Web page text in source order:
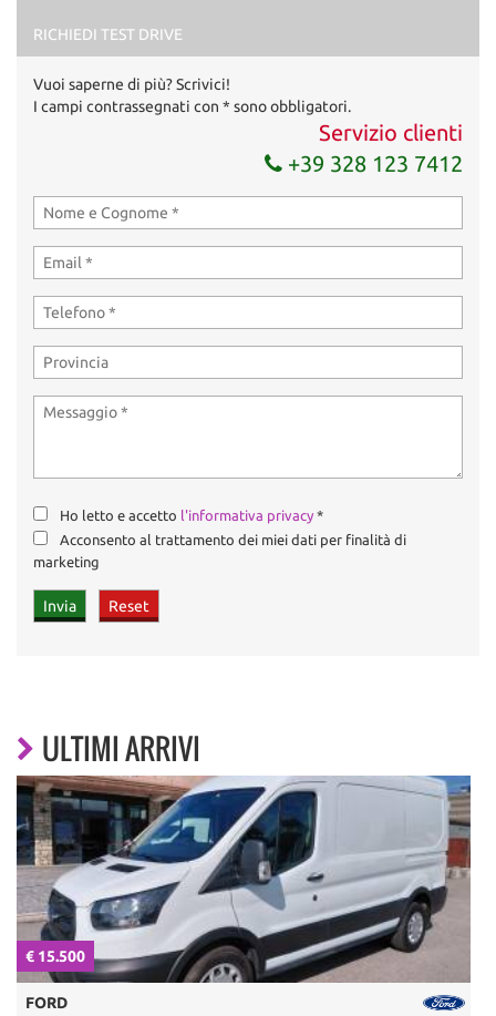
RICHIEDI TEST DRIVE
Vuoi saperne di più? Scrivici!
I campi contrassegnati con * sono obbligatori.
Servizio clienti
+39 328 123 7412
Ho letto e accetto l'informativa privacy *
Acconsento al trattamento dei miei dati per finalità di
marketing
ULTIMI ARRIVI
€ 15.500
FORD